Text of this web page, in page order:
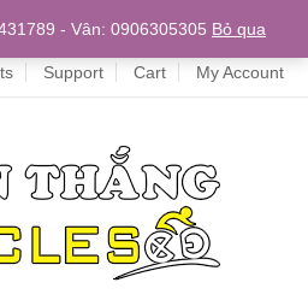
Home
Support Cart My Account
- Vân: 0906305305 Bỏ qua